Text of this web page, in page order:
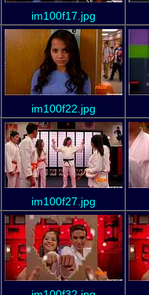
im100f17.jpg
im100f22.jpg
im100f27.jpg